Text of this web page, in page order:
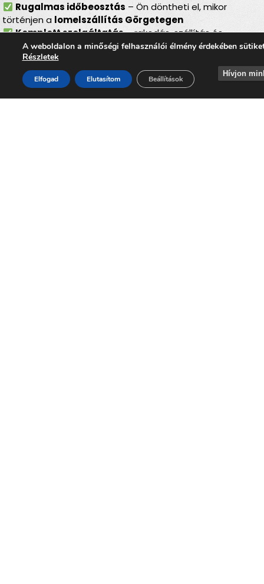
Rugalmas időbeosztás – Ön döntheti el, mikor
történjen a lomelszállítás Görgetegen
Komplett szolgáltatás– rakodás, szállítás és
elszámolás egyben
Bírságmentes megoldás
kihelyezni a lomokat
Környezetbarát feldolgozás– felelős, szelektív
hulladékkezelés
A weboldalon a minőségi felhasználói élmény érdekében
Részletek
Elfogad Elutasítom Beállítások
Hívjon